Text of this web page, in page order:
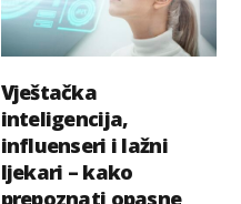
Vještačka
inteligencija,
influenseri i lažni
ljekari – kako
prepoznati opasne